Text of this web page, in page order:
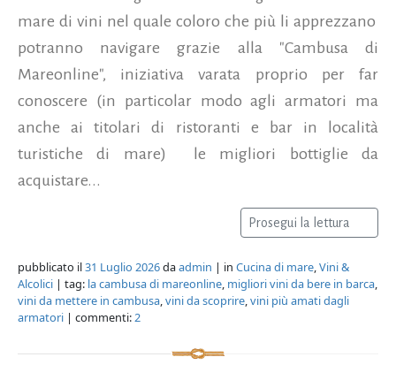
mare di vini nel quale coloro che più li apprezzano
potranno navigare grazie alla "Cambusa di
Mareonline", iniziativa varata proprio per far
conoscere (in particolar modo agli armatori ma
anche ai titolari di ristoranti e bar in località
turistiche di mare) le migliori bottiglie da
acquistare...
Prosegui la lettura
pubblicato il31 Luglio 2026daadmin | in Cucina di mare,Vini &
Alcolici | tag: la cambusa di mareonline, migliori vini da bere in barca,
vini da mettere in cambusa,vini da scoprire,vini più amati dagli
armatori | commenti:2